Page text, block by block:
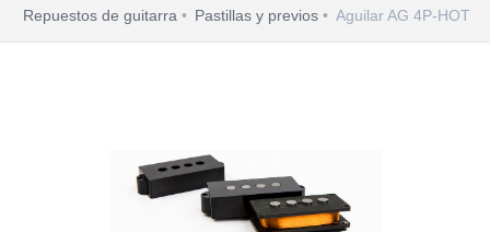
Repuestos de guitarra
Pastillas y previos Aguilar AG 4P-HOT